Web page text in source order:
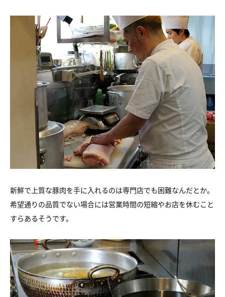
新鮮で上質な豚肉を手に入れるのは専門店でも困難なんだとか。
希望通りの品質でない場合には営業時間の短縮やお店を休むこと
すらあるそうです。